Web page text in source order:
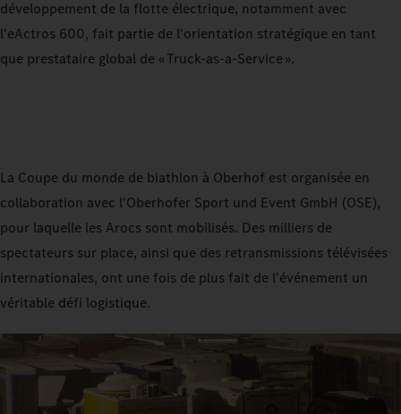
développement de la flotte électrique, notamment avec
l'eActros 600, fait partie de l'orientation stratégique en tant
que prestataire global de « Truck-as-a-Service ».
La Coupe du monde de biathlon à Oberhof est organisée en
collaboration avec l'Oberhofer Sport und Event GmbH (OSE),
pour laquelle les Arocs sont mobilisés. Des milliers de
spectateurs sur place, ainsi que des retransmissions télévisées
internationales, ont une fois de plus fait de l'événement un
véritable défi logistique.